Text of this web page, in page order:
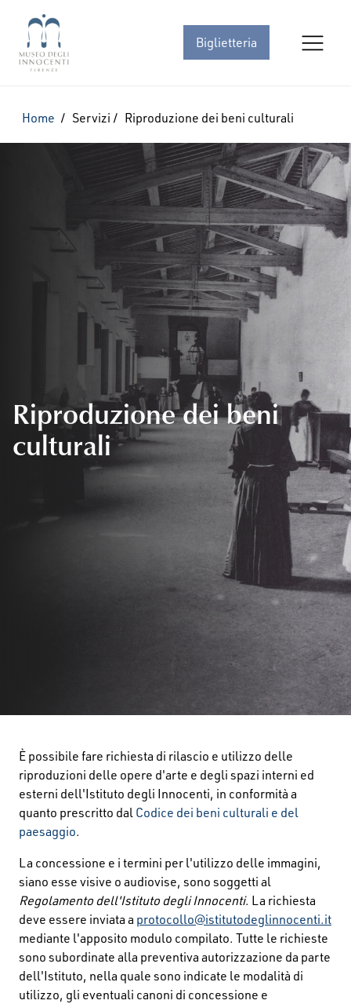
Biglietteria
Home / Servizi / Riproduzione dei beni culturali
Riproduzione dei beni
culturali
È possibile fare richiesta di rilascio e utilizzo delle
riproduzioni delle opere d'arte e degli spazi interni ed
esterni dell'Istituto degli Innocenti, in conformità a
quanto prescritto dal Codice dei beni culturali e del
paesaggio.
La concessione e i termini per l'utilizzo delle immagini,
siano esse visive o audiovise, sono soggetti al
Regolamento dell'Istituto degli Innocenti. La richiesta
deve essere inviata a protocollo@istitutodeglinnocenti.it
mediante l'apposito modulo compilato. Tutte le richieste
sono subordinate alla preventiva autorizzazione da parte
dell'Istituto, nella quale sono indicate le modalità di
utilizzo, gli eventuali canoni di concessione e